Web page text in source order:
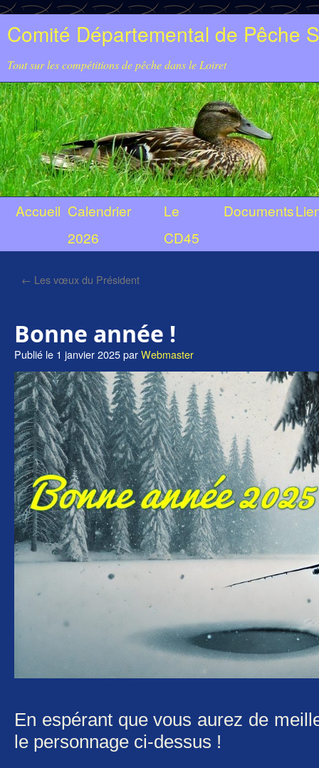
Comité Départemental de Pêche
Tout sur les compétitions de pêche dans le Loiret
Accueil Calendrier
2026
Le
CD45
Documents
← Les vœux du Président
Bonne année !
Publié le 1 janvier 2025parWebmaster
En espérant que vous aurez de
le personnage ci-dessus !